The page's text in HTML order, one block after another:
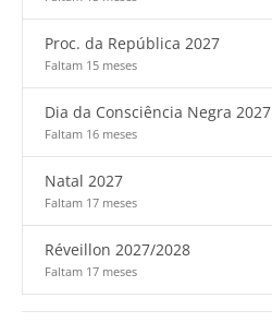
Proc. da República 2027
Faltam 15 meses
Dia da Consciência Negra 2027
Faltam 16 meses
Natal 2027
Faltam 17 meses
Réveillon 2027/2028
Faltam 17 meses